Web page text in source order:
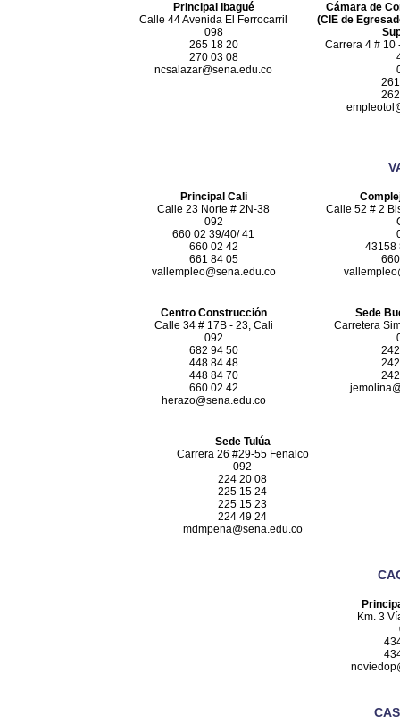
Principal Ibagué
Calle 44 Avenida El Ferrocarril
098
265 18 20
270 03 08
ncsalazar@sena.edu.co
Cámara de
(CIE de
Carrera 4 # 10
Principal Cali
Calle 23 Norte # 2N-38
092
660 02 39/40/ 41
660 02 42
661 84 05
vallempleo@sena.edu.co
Calle 52 # 2
43158
Centro Construcción
Calle 34 # 17B - 23, Cali
092
682 94 50
448 84 48
448 84 70
660 02 42
herazo@sena.edu.co
Sede
Carretera
Sede Tulúa
Carrera 26 #29-55 Fenalco
092
224 20 08
225 15 24
225 15 23
224 49 24
mdmpena@sena.edu.co
Km. 3